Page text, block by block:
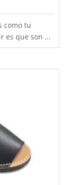
como tu
es que son de
en
al mejor
un gran
más
la talla 20 a
calidad, al
gratis